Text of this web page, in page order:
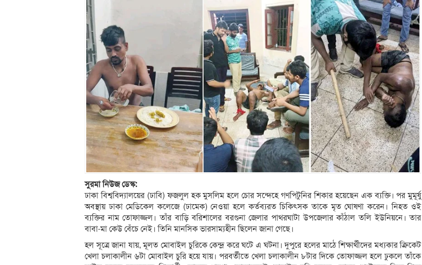
সুরমা নিউজ ডেস্ক:
ঢাকা বিশ্ববিদ্যালয়ের (ঢাবি) ফজলুল হক মুসলিম হলে চোর সন্দেহে গণপিটুনির শিকার হয়েছেন এক ব্যক্তি। পর মুমূর্ষু
অবস্থায় ঢাকা মেডিকেল কলেজে (ঢামেক) নেওয়া হলে কর্তব্যরত চিকিৎসক তাকে মৃত ঘোষণা করেন। নিহত ওই
ব্যক্তির নাম তোফাজ্জল। তাঁর বাড়ি বরিশালের বরগুনা জেলার পাথরঘাটা উপজেলার কাঁঠাল তলি ইউনিয়নে। তার
বাবা-মা কেউ বেঁচে নেই। তিনি মানসিক ভারসাম্যহীন ছিলেন জানা গেছে।
হল সূত্রে জানা যায়, মূলত মোবাইল চুরিকে কেন্দ্র করে ঘটে এ ঘটনা। দুপুরে হলের মাঠে শিক্ষার্থীদের মধ্যকার ক্রিকেট
খেলা চলাকালীন ৬টা মোবাইল চুরি হয়ে যায়। পরবর্তীতে খেলা চলাকালীন ৮টার দিকে তোফাজ্জল হলে ঢুকলে তাঁকে